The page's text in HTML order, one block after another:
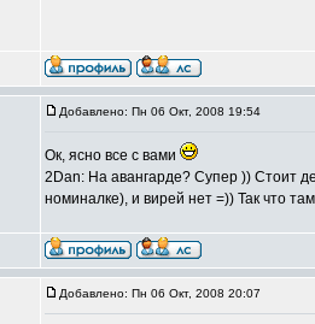
Добавлено: Пн 06 Окт, 2008 19:54
Ок, ясно все с вами
2Dan: На авангарде? Супер )) Стоит
номиналке), и вирей нет =)) Так что
Добавлено: Пн 06 Окт, 2008 20:07